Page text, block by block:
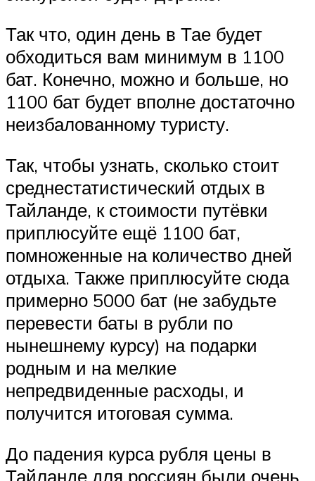
Так что, один день в Тае будет
обходиться вам минимум в 1100
бат. Конечно, можно и больше, но
1100 бат будет вполне достаточно
неизбалованному туристу.
Так, чтобы узнать, сколько стоит
среднестатистический отдых в
Тайланде, к стоимости путёвки
приплюсуйте ещё 1100 бат,
помноженные на количество дней
отдыха. Также приплюсуйте сюда
примерно 5000 бат (не забудьте
перевести баты в рубли по
нынешнему курсу) на подарки
родным и на мелкие
непредвиденные расходы, и
получится итоговая сумма.
До падения курса рубля цены в
Тайланде для россиян были очень